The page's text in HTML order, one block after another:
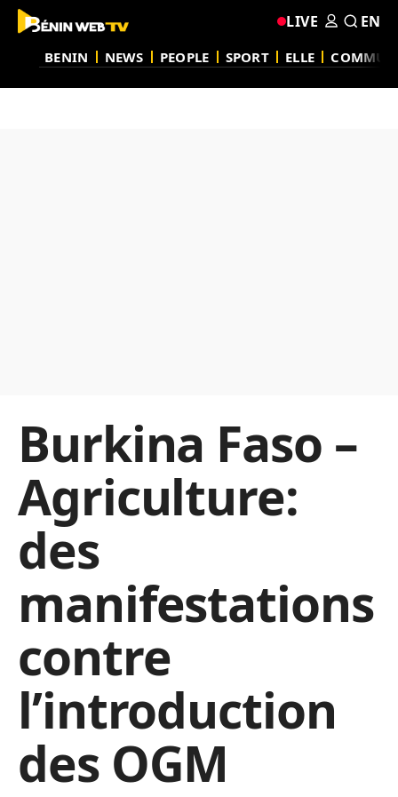
BENIN NEWS PEOPLE SPORT ELLE
LIVE EN
Burkina Faso –
Agriculture:
des
manifestations
contre
l’introduction
des OGM